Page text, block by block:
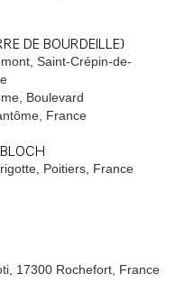
DE BOURDEILLE)
Saint-Crépin-de-
Boulevard
France
Poitiers, France
17300 Rochefort, France